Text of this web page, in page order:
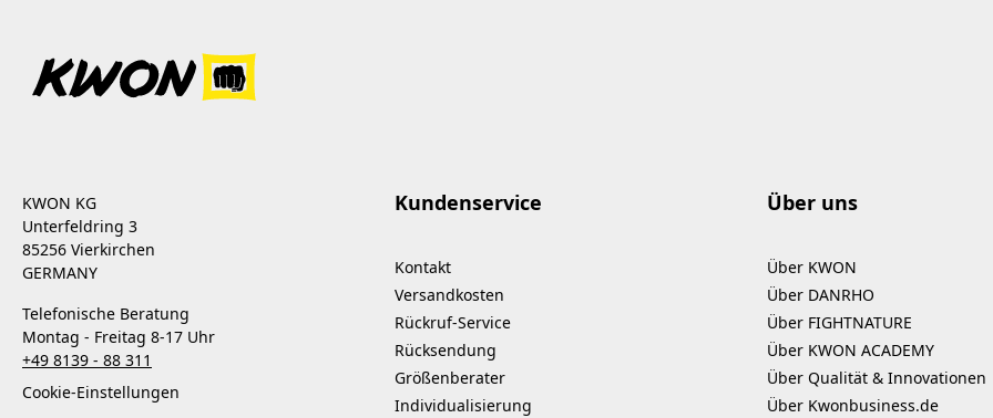
KWON KG
Unterfeldring 3
85256 Vierkirchen
GERMANY
Telefonische Beratung
Montag - Freitag 8-17 Uhr
+49 8139 - 88 311
Cookie-Einstellungen
Kundenservice
Kontakt
Versandkosten
Rückruf-Service
Rücksendung
Größenberater
Individualisierung
Über uns
Über KWON
Über DANRHO
Über FIGHTNATURE
Über KWON ACADEMY
Über Qualität & Innovationen
Über Kwonbusiness.de